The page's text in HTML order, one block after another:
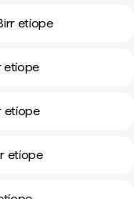
etíope
etíope
etíope
etíope